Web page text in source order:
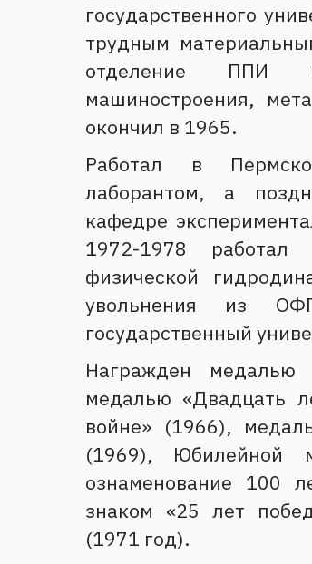
государственного
трудным
отделение ППИ
машиностроения,
окончил в 1965.
Работал в
лаборантом, а
кафедре
1972-1978 работал
физической
увольнения из
государственный
Награжден
медалью «Двадцать
войне» (1966),
(1969), Юбилейной
ознаменование 100
знаком «25 лет
(1971 год).